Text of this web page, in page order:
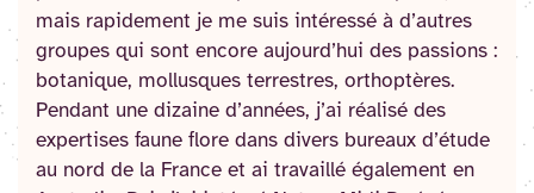
mais rapidement je me suis intéressé à d’autres
groupes qui sont encore aujourd’hui des passions :
botanique, mollusques terrestres, orthoptères.
Pendant une dizaine d’années, j’ai réalisé des
expertises faune flore dans divers bureaux d’étude
au nord de la France et ai travaillé également en